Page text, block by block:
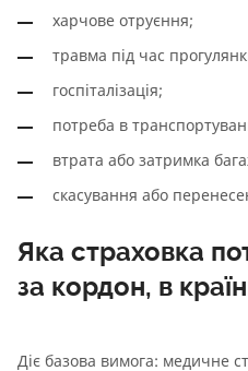
харчове отруєння;
травма під час
госпіталізація;
потреба в
втрата або затримка
скасування або
Яка страховка
за кордон, в
Діє базова вимога: медичне